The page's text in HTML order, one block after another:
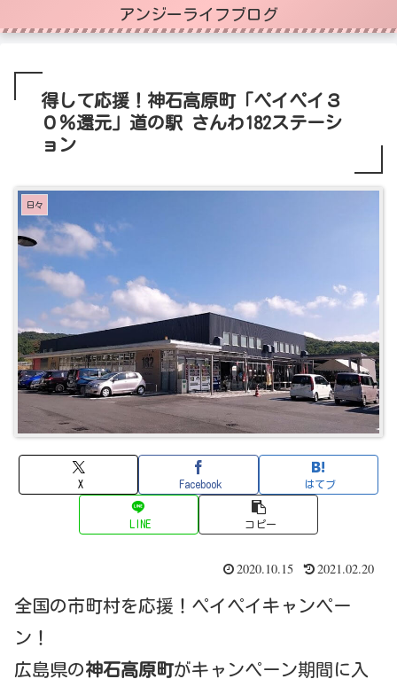
アンジーライフブログ
得して応援！神石高原町「ペイペイ３
０％還元」道の駅 さんわ182ステーシ
ョン
日々
X Facebook はてブ
LINE コピー
2020.10.15 2021.02.20
全国の市町村を応援！ペイペイキャンペー
ン！
広島県の神石高原町がキャンペーン期間に入